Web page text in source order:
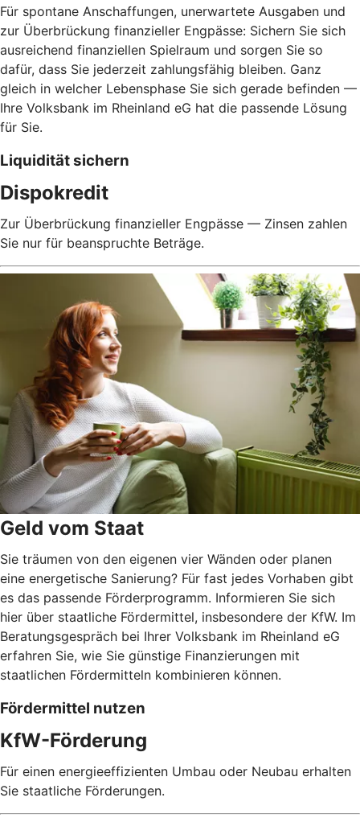
Für spontane Anschaffungen, unerwartete Ausgaben und
zur Überbrückung finanzieller Engpässe: Sichern Sie sich
ausreichend finanziellen Spielraum und sorgen Sie so
dafür, dass Sie jederzeit zahlungsfähig bleiben. Ganz
gleich in welcher Lebensphase Sie sich gerade befinden —
Ihre Volksbank im Rheinland eG hat die passende Lösung
für Sie.
Liquidität sichern
Dispokredit
Zur Überbrückung finanzieller Engpässe — Zinsen zahlen
Sie nur für beanspruchte Beträge.
Geld vom Staat
Sie träumen von den eigenen vier Wänden oder planen
eine energetische Sanierung? Für fast jedes Vorhaben gibt
es das passende Förderprogramm. Informieren Sie sich
hier über staatliche Fördermittel, insbesondere der KfW. Im
Beratungsgespräch bei Ihrer Volksbank im Rheinland eG
erfahren Sie, wie Sie günstige Finanzierungen mit
staatlichen Fördermitteln kombinieren können.
Fördermittel nutzen
KfW-Förderung
Für einen energieeffizienten Umbau oder Neubau erhalten
Sie staatliche Förderungen.